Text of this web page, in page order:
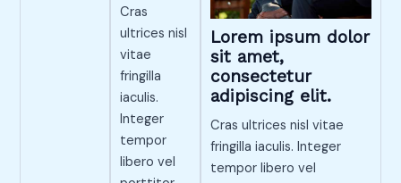
Cras
ultrices nisl
vitae
fringilla
iaculis.
Integer
tempor
libero vel
Lorem ipsum dolor
sit amet,
consectetur
adipiscing elit.
Cras ultrices nisl vitae
fringilla iaculis. Integer
tempor libero vel